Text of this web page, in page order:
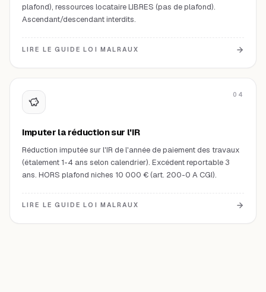
plafond), ressources locataire LIBRES (pas de plafond).
Ascendant/descendant interdits.
LIRE LE GUIDE LOI MALRAUX
04
Imputer la réduction sur l'IR
Réduction imputée sur l'IR de l'année de paiement des travaux
(étalement 1-4 ans selon calendrier). Excédent reportable 3
ans. HORS plafond niches 10 000 € (art. 200-0 A CGI).
LIRE LE GUIDE LOI MALRAUX